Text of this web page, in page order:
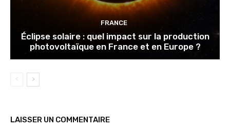
FRANCE
Éclipse solaire : quel impact sur la production
photovoltaïque en France et en Europe ?
LAISSER UN COMMENTAIRE